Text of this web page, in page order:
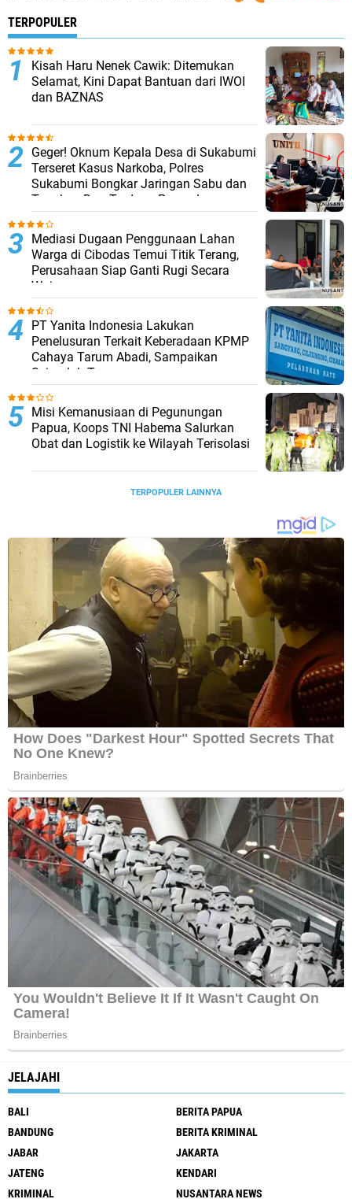
TERPOPULER
Kisah Haru Nenek Cawik: Ditemukan
Selamat, Kini Dapat Bantuan dari IWOI
dan BAZNAS
Geger! Oknum Kepala Desa di Sukabumi
Terseret Kasus Narkoba, Polres
Sukabumi Bongkar Jaringan Sabu dan
Tangkap Dua Terduga Pengedar
Mediasi Dugaan Penggunaan Lahan
Warga di Cibodas Temui Titik Terang,
Perusahaan Siap Ganti Rugi Secara
Wajar
PT Yanita Indonesia Lakukan
Penelusuran Terkait Keberadaan KPMP
Cahaya Tarum Abadi, Sampaikan
Sejumlah Temuan
Misi Kemanusiaan di Pegunungan
Papua, Koops TNI Habema Salurkan
Obat dan Logistik ke Wilayah Terisolasi
TERPOPULER LAINNYA
JELAJAHI
BALI
BERITA PAPUA
BANDUNG
BERITA KRIMINAL
JABAR
JAKARTA
JATENG
KENDARI
KRIMINAL
NUSANTARA NEWS